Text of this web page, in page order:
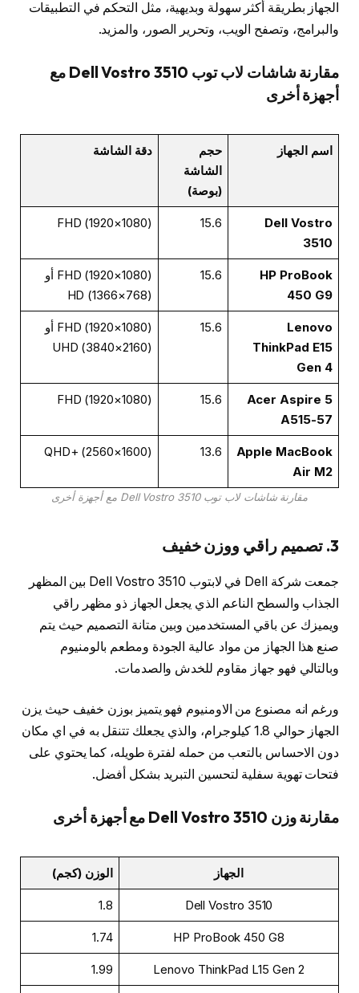
الجهاز بطريقة أكثر سهولة وبديهية، مثل التحكم في التطبيقات
والبرامج، وتصفح الويب، وتحرير الصور، والمزيد.
مقارنة شاشات لاب توب Dell Vostro 3510 مع
أجهزة أخرى
اسم الجهاز
حجم
الشاشة
(بوصة)
دقة الشاشة
Dell Vostro
3510
15.6
FHD (1920×1080)
HP ProBook
450 G9
15.6
FHD (1920×1080) أو
HD (1366×768)
Lenovo
ThinkPad E15
Gen 4
15.6
FHD (1920×1080) أو
UHD (3840×2160)
Acer Aspire 5
A515-57
15.6
FHD (1920×1080)
Apple MacBook
Air M2
13.6
QHD+ (2560×1600)
مقارنة شاشات لاب توب Dell Vostro 3510 مع أجهزة أخرى
3. تصميم راقي ووزن خفيف
جمعت شركة Dell في لابتوب Dell Vostro 3510 بين المظهر
الجذاب والسطح الناعم الذي يجعل الجهاز ذو مظهر راقي
ويميزك عن باقي المستخدمين وبين متانة التصميم حيث يتم
صنع هذا الجهاز من مواد عالية الجودة ومطعم بالومنيوم
وبالتالي فهو جهاز مقاوم للخدش والصدمات.
ورغم انه مصنوع من الاومنيوم فهو يتميز بوزن خفيف حيث يزن
الجهاز حوالي 1.8 كيلوجرام، والذي يجعلك تتنقل به في اي مكان
دون الاحساس بالتعب من حمله لفترة طويله، كما يحتوي على
فتحات تهوية سفلية لتحسين التبريد بشكل أفضل.
مقارنة وزن Dell Vostro 3510 مع أجهزة أخرى
الجهاز الوزن (كجم)
Dell Vostro 3510
1.8
HP ProBook 450 G8
1.74
Lenovo ThinkPad L15 Gen 2
1.99